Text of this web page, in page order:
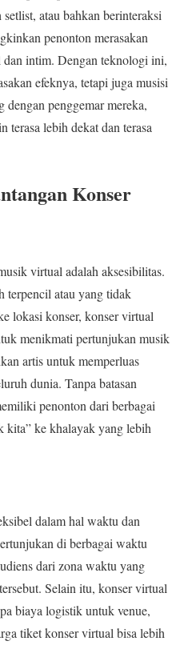
atau bahkan berinteraksi
penonton merasakan
dan intim. Dengan teknologi ini,
efeknya, tetapi juga musisi
dengan penggemar mereka,
terasa lebih dekat dan terasa
Konser
virtual adalah aksesibilitas.
terpencil atau yang tidak
lokasi konser, konser virtual
menikmati pertunjukan musik
artis untuk memperluas
dunia. Tanpa batasan
penonton dari berbagai
kita” ke khalayak yang lebih
dalam hal waktu dan
di berbagai waktu
dari zona waktu yang
Selain itu, konser virtual
biaya logistik untuk venue,
tiket konser virtual bisa lebih